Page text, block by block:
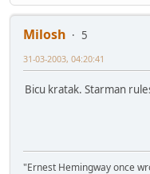
Milosh
5
31-03-2003, 04:20:41
Bicu kratak. Starman
"Ernest Hemingway once